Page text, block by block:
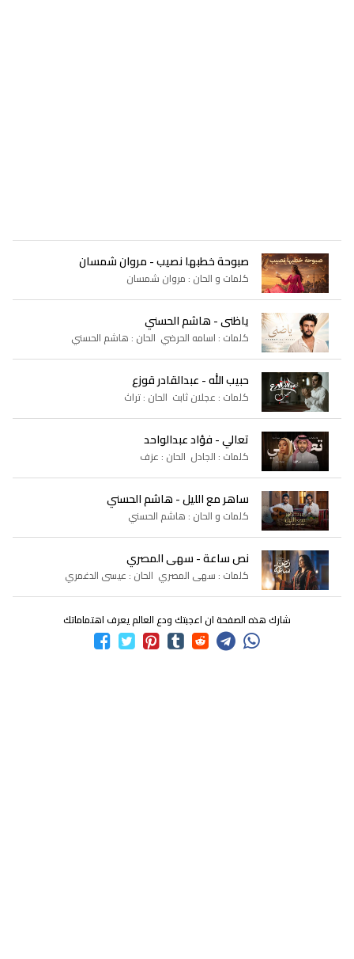
صبوحة خطبها نصيب - مروان شمسان
كلمات و الحان : مروان شمسان
ياظنى - هاشم الحسني
كلمات : اسامه الحرضي الحان : هاشم الحسني
حبيب الله - عبدالقادر قوزع
كلمات : عجلان ثابت الحان : تراث
تعالي - فؤاد عبدالواحد
كلمات : الجادل الحان : عزف
ساهر مع الليل - هاشم الحسني
كلمات و الحان : هاشم الحسني
نص ساعة - سهى المصري
كلمات : سهى المصري الحان : عيسى الدغمري
شارك هذه الصفحة ان اعجبتك ودع العالم يعرف اهتماماتك